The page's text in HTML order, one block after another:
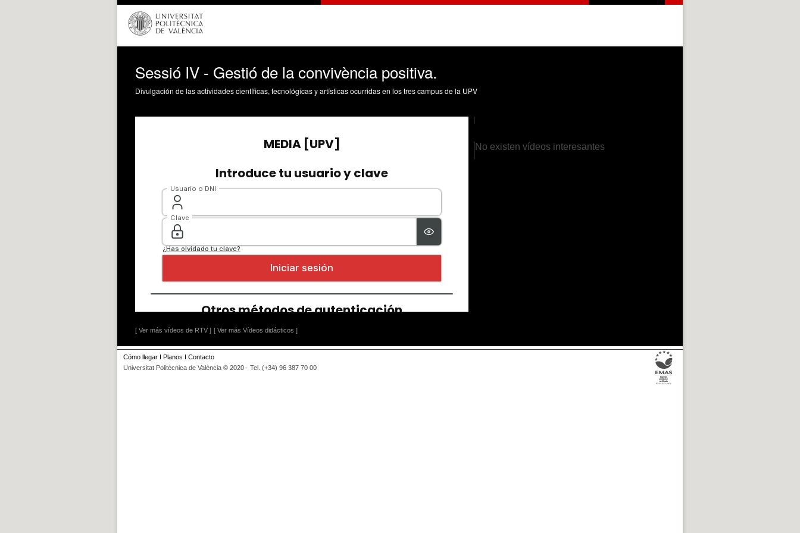
Sessió IV - Gestió de la convivència positiva.
Divulgación de las actividades científicas, tecnológicas y artísticas ocurridas en los tres campus de la UPV
[ Ver más vídeos de RTV ] [ Ver más Vídeos didácticos ]
No existen vídeos interesantes
Cómo llegar I Planos I Contacto
Universitat Politècnica de València © 2020 · Tel. (+34) 96 387 70 00